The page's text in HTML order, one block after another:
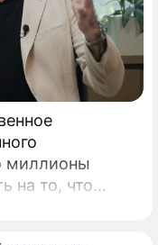
миллионы
на то, что
главного